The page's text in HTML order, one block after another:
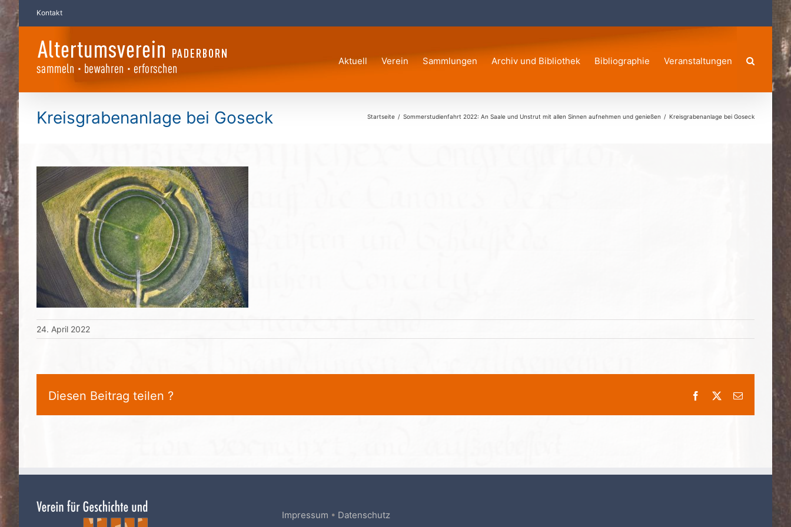
Zum
Inhalt
springen
Kontakt
Aktuell Verein Sammlungen Archiv und Bibliothek Bibliographie Veranstaltungen
Kreisgrabenanlage bei Goseck Startseite Sommerstudienfahrt 2022: An Saale und Unstrut mit allen Sinnen aufnehmen und genießen Kreisgrabenanlage bei Goseck
24. April 2022
Diesen Beitrag teilen ? Facebook
E-
Impressum • Datenschutz